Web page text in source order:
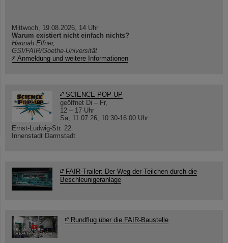
Mittwoch, 19.08.2026, 14 Uhr
Warum existiert nicht einfach nichts?
Hannah Elfner,
GSI/FAIR/Goethe-Universität
Anmeldung und weitere Informationen
SCIENCE POP-UP
geöffnet Di – Fr,
12 – 17 Uhr
Sa, 11.07.26, 10:30-16:00 Uhr
Ernst-Ludwig-Str. 22
Innenstadt Darmstadt
FAIR-Trailer: Der Weg der Teilchen durch die
Beschleunigeranlage
Rundflug über die FAIR-Baustelle